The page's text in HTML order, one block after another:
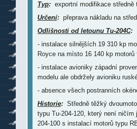
Typ:exportní modifikace středně
Určení:přeprava nákladu na
Odlišnosti od letounu Tu-204C:
- instalace silnějších 19 310 kp
Royce na místo 16 140 kp
- instalace avioniky západní
modelu ale obdržely avioniku
- absence všech postranních
Historie:Středně těžký
typu Tu-204-120, který není
204-100 s instalací motorů typu